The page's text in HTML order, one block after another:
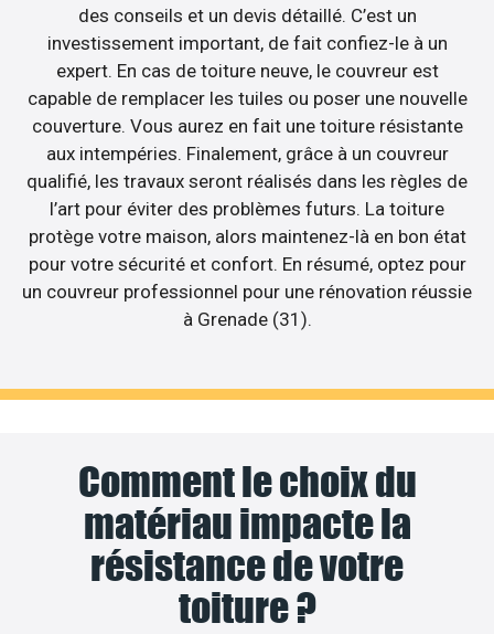
des conseils et un devis détaillé. C’est un
investissement important, de fait confiez-le à un
expert. En cas de toiture neuve, le couvreur est
capable de remplacer les tuiles ou poser une nouvelle
couverture. Vous aurez en fait une toiture résistante
aux intempéries. Finalement, grâce à un couvreur
qualifié, les travaux seront réalisés dans les règles de
l’art pour éviter des problèmes futurs. La toiture
protège votre maison, alors maintenez-là en bon état
pour votre sécurité et confort. En résumé, optez pour
un couvreur professionnel pour une rénovation réussie
à Grenade (31).
Comment le choix du
matériau impacte la
résistance de votre
toiture ?